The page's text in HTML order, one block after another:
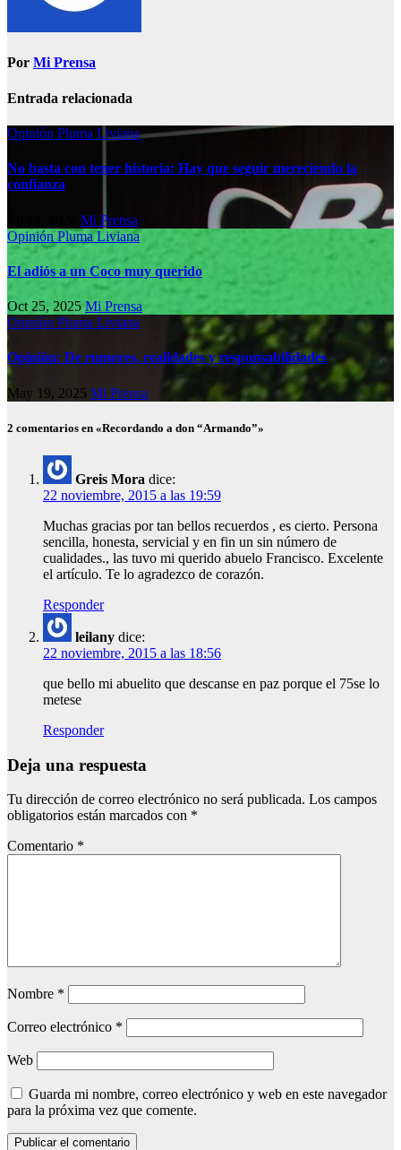
Por Mi Prensa
Entrada relacionada
Opinión Pluma Liviana
No basta con tener historia: Hay que seguir mereciendo la
confianza
Mi Prensa
Opinión Pluma Liviana
El adiós a un Coco muy querido
Oct 25, 2025 Mi Prensa
Opinión Pluma Liviana
Opinión: De rumores, realidades y responsabilidades
May 19, 2025 Mi Prensa
2 comentarios en «Recordando a don “Armando”»
Greis Mora dice:
22 noviembre, 2015 a las 19:59
Muchas gracias por tan bellos recuerdos , es cierto. Persona
sencilla, honesta, servicial y en fin un sin número de
cualidades., las tuvo mi querido abuelo Francisco. Excelente
el artículo. Te lo agradezco de corazón.
Responder
leilany dice:
22 noviembre, 2015 a las 18:56
que bello mi abuelito que descanse en paz porque el 75se lo
metese
Responder
Deja una respuesta
Tu dirección de correo electrónico no será publicada. Los campos
obligatorios están marcados con *
Comentario *
Nombre *
Correo electrónico *
Web
Guarda mi nombre, correo electrónico y web en este navegador
para la próxima vez que comente.